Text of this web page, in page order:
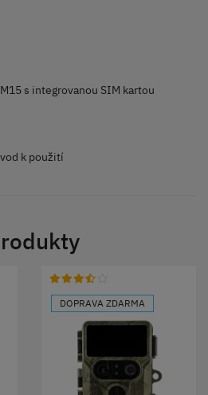
s integrovanou SIM kartou
k použití
DOPRAVA ZDARMA